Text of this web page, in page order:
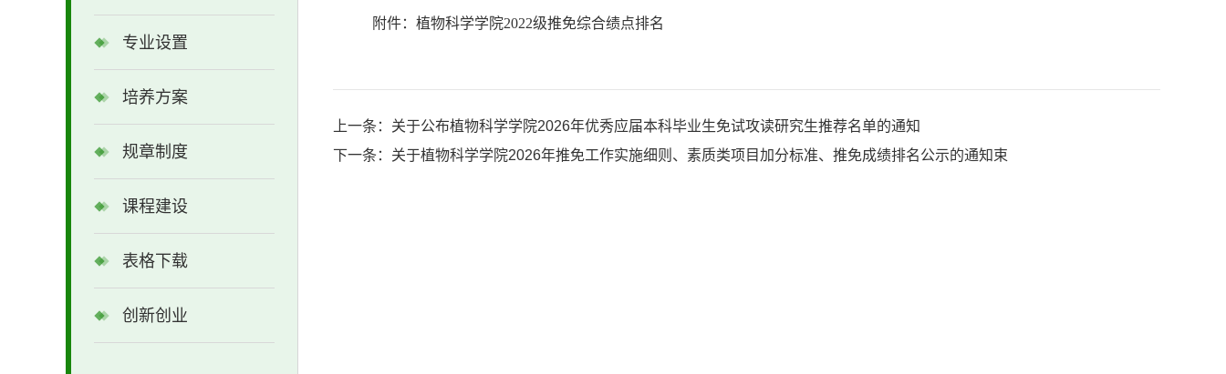
专业设置
培养方案
规章制度
课程建设
表格下载
创新创业
附件：植物科学学院2022级推免综合绩点排名
上一条： 关于公布植物科学学院2026年优秀应届本科毕业生免试攻读研究生推荐名单的通知
下一条： 关于植物科学学院2026年推免工作实施细则、素质类项目加分标准、推免成绩排名公示的通知束